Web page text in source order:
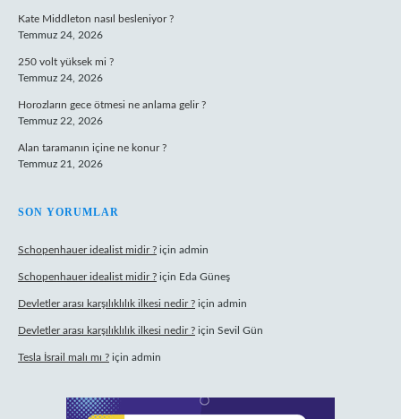
Kate Middleton nasıl besleniyor ?
Temmuz 24, 2026
250 volt yüksek mi ?
Temmuz 24, 2026
Horozların gece ötmesi ne anlama gelir ?
Temmuz 22, 2026
Alan taramanın içine ne konur ?
Temmuz 21, 2026
SON YORUMLAR
Schopenhauer idealist midir ? için admin
Schopenhauer idealist midir ? için Eda Güneş
Devletler arası karşılıklılık ilkesi nedir ? için admin
Devletler arası karşılıklılık ilkesi nedir ? için Sevil Gün
Tesla İsrail malı mı ? için admin